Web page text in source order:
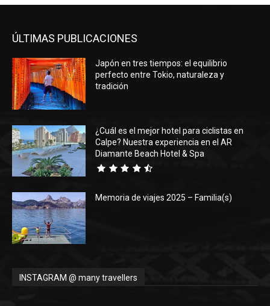
ÚLTIMAS PUBLICACIONES
Japón en tres tiempos: el equilibrio
perfecto entre Tokio, naturaleza y
tradición
¿Cuál es el mejor hotel para ciclistas en
Calpe? Nuestra experiencia en el AR
Diamante Beach Hotel & Spa
Memoria de viajes 2025 – Familia(s)
INSTAGRAM @ many travellers